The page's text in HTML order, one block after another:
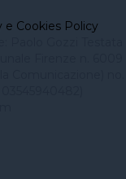
e Cookies Policy